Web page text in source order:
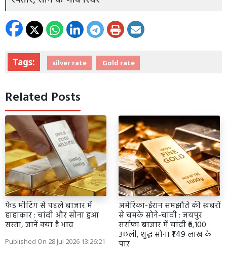
Tags: silver rate Gold rate
Related Posts
फेड मीटिंग से पहले बाजार में
हाहाकार : चांदी और सोना हुआ
सस्ता, जानें क्या है भाव
Published On 28 Jul 2026 13:26:21
अमेरिका-ईरान समझौते की खबरों
से चमके सोने-चांदी : जयपुर
सर्राफा बाजार में चांदी ₹6,100
उछली, शुद्ध सोना ₹1.49 लाख के
पार